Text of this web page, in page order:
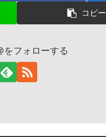
コピー
をフォローする